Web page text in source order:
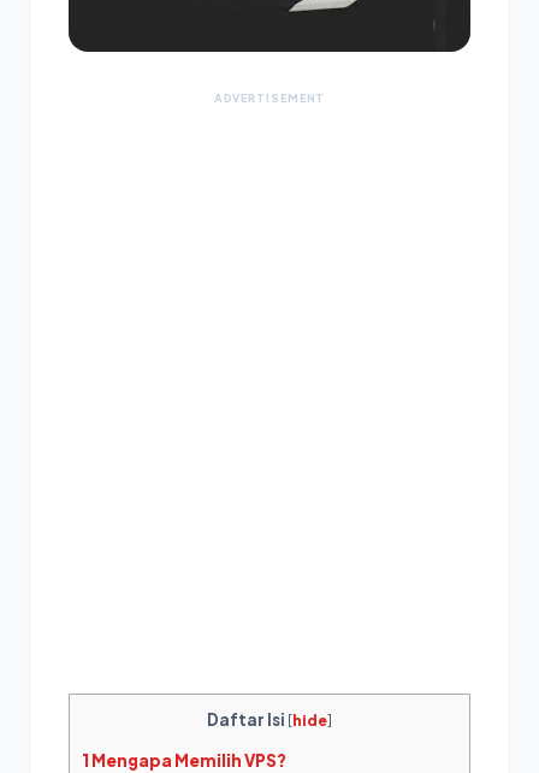
ADVERTISEMENT
Daftar Isi [hide]
1 Mengapa Memilih VPS?